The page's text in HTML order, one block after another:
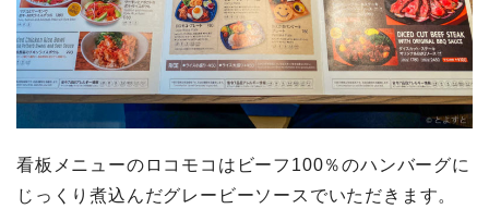
看板メニューのロコモコはビーフ100％のハンバーグに
じっくり煮込んだグレービーソースでいただきます。